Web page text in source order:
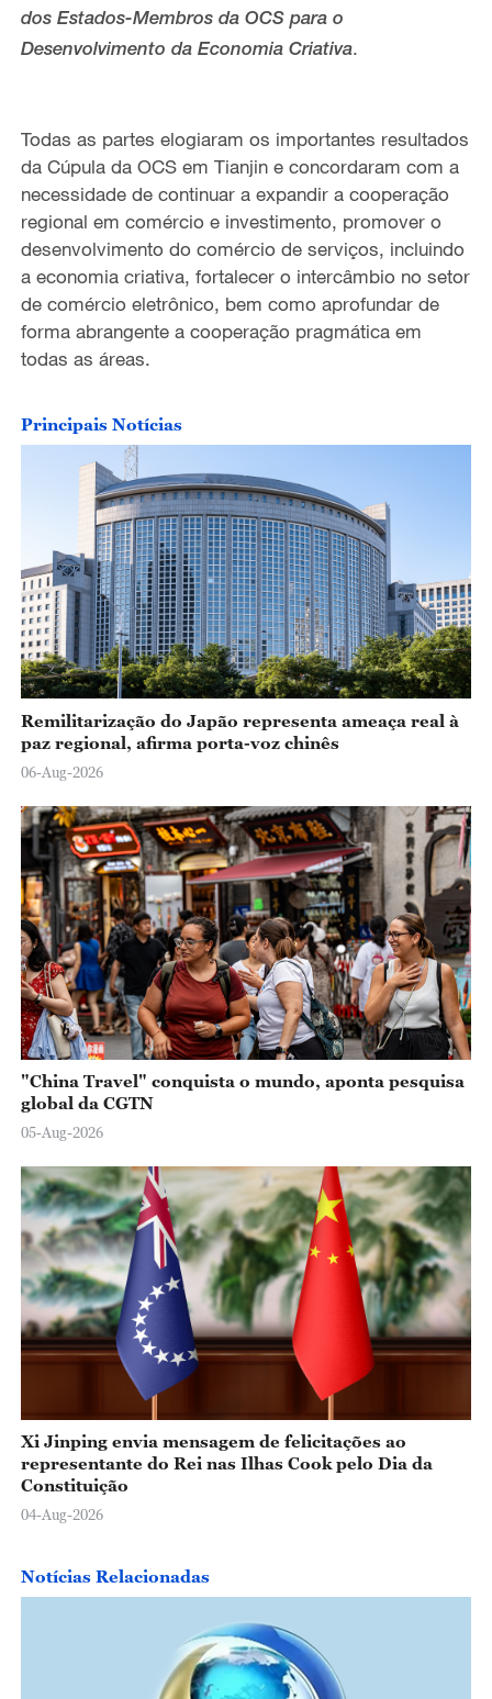
dos Estados-Membros da OCS para o
Desenvolvimento da Economia Criativa.
Todas as partes elogiaram os importantes resultados
da Cúpula da OCS em Tianjin e concordaram com a
necessidade de continuar a expandir a cooperação
regional em comércio e investimento, promover o
desenvolvimento do comércio de serviços, incluindo
a economia criativa, fortalecer o intercâmbio no setor
de comércio eletrônico, bem como aprofundar de
forma abrangente a cooperação pragmática em
todas as áreas.
Principais Notícias
Remilitarização do Japão representa ameaça real à
paz regional, afirma porta-voz chinês
06-Aug-2026
"China Travel" conquista o mundo, aponta pesquisa
global da CGTN
05-Aug-2026
Xi Jinping envia mensagem de felicitações ao
representante do Rei nas Ilhas Cook pelo Dia da
Constituição
04-Aug-2026
Notícias Relacionadas